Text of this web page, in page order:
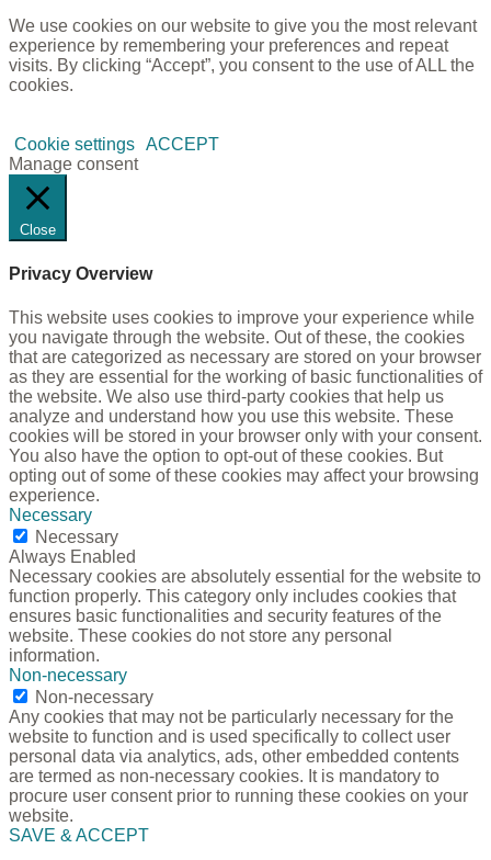
We use cookies on our website to give you the most relevant
experience by remembering your preferences and repeat
visits. By clicking “Accept”, you consent to the use of ALL the
cookies.
Cookie settings ACCEPT
Manage consent
Close
Privacy Overview
This website uses cookies to improve your experience while
you navigate through the website. Out of these, the cookies
that are categorized as necessary are stored on your browser
as they are essential for the working of basic functionalities of
the website. We also use third-party cookies that help us
analyze and understand how you use this website. These
cookies will be stored in your browser only with your consent.
You also have the option to opt-out of these cookies. But
opting out of some of these cookies may affect your browsing
experience.
Necessary
Necessary
Always Enabled
Necessary cookies are absolutely essential for the website to
function properly. This category only includes cookies that
ensures basic functionalities and security features of the
website. These cookies do not store any personal
information.
Non-necessary
Non-necessary
Any cookies that may not be particularly necessary for the
website to function and is used specifically to collect user
personal data via analytics, ads, other embedded contents
are termed as non-necessary cookies. It is mandatory to
procure user consent prior to running these cookies on your
website.
SAVE & ACCEPT